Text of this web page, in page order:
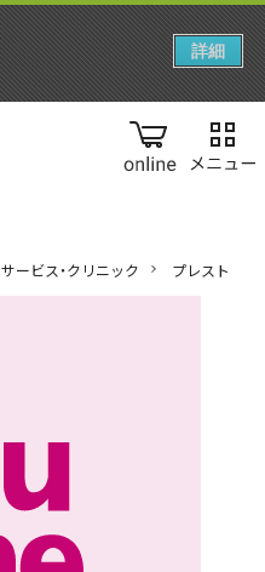
online
サービス・クリニック プレスト
詳細